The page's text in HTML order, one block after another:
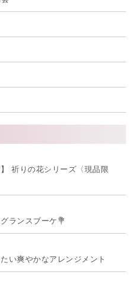
祈りの花シリーズ〈現品限
ランスブーケ💐
い爽やかなアレンジメント